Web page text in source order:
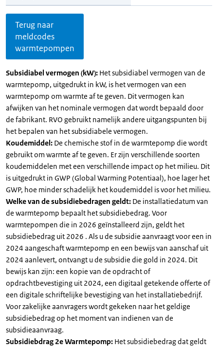
Terug naar
meldcodes
warmtepompen
Subsidiabel vermogen (kW): Het subsidiabel vermogen van de
warmtepomp, uitgedrukt in kW, is het vermogen van een
warmtepomp om warmte af te geven. Dit vermogen kan
afwijken van het nominale vermogen dat wordt bepaald door
de fabrikant. RVO gebruikt namelijk andere uitgangspunten bij
het bepalen van het subsidiabele vermogen.
Koudemiddel: De chemische stof in de warmtepomp die wordt
gebruikt om warmte af te geven. Er zijn verschillende soorten
koudemiddelen met een verschillende impact op het milieu. Dit
is uitgedrukt in GWP (Global Warming Potentiaal), hoe lager het
GWP, hoe minder schadelijk het koudemiddel is voor het milieu.
Welke van de subsidiebedragen geldt: De installatiedatum van
de warmtepomp bepaalt het subsidiebedrag. Voor
warmtepompen die in 2026 geïnstalleerd zijn, geldt het
subsidiebedrag uit 2026 . Als u de subsidie aanvraagt voor een in
2024 aangeschaft warmtepomp en een bewijs van aanschaf uit
2024 aanlevert, ontvangt u de subsidie die gold in 2024. Dit
bewijs kan zijn: een kopie van de opdracht of
opdrachtbevestiging uit 2024, een digitaal getekende offerte of
een digitale schriftelijke bevestiging van het installatiebedrijf.
Voor zakelijke aanvragers wordt gekeken naar het geldige
subsidiebedrag op het moment van indienen van de
subsidieaanvraag.
Subsidiebdrag 2e Warmtepomp: Het subsidiebedrag dat geldt